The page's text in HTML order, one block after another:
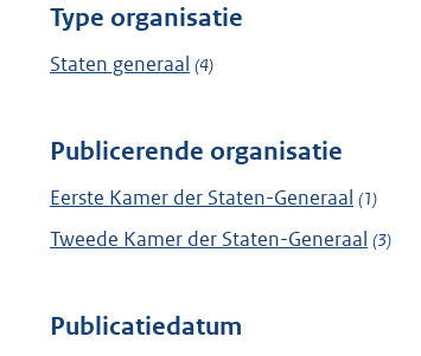
Type organisatie
Staten generaal (4)
Publicerende organisatie
Eerste Kamer der Staten-Generaal (1)
Tweede Kamer der Staten-Generaal (3)
Publicatiedatum